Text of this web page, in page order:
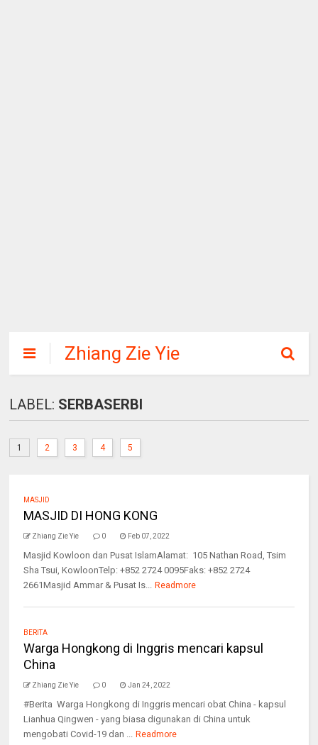
Zhiang Zie Yie
LABEL: SERBASERBI
1 2 3 4 5
MASJID
MASJID DI HONG KONG
Zhiang Zie Yie 0 Feb 07, 2022
Masjid Kowloon dan Pusat IslamAlamat: 105 Nathan Road, Tsim
Sha Tsui, KowloonTelp: +852 2724 0095Faks: +852 2724
2661Masjid Ammar & Pusat Is... Readmore
BERITA
Warga Hongkong di Inggris mencari kapsul
China
Zhiang Zie Yie 0 Jan 24, 2022
#Berita Warga Hongkong di Inggris mencari obat China - kapsul
Lianhua Qingwen - yang biasa digunakan di China untuk
mengobati Covid-19 dan ... Readmore